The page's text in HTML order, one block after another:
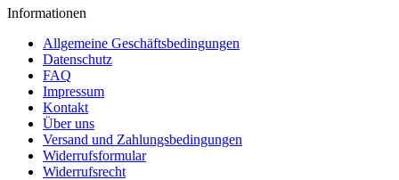
Informationen
Allgemeine Geschäftsbedingungen
Datenschutz
FAQ
Impressum
Kontakt
Über uns
Versand und Zahlungsbedingungen
Widerrufsformular
Widerrufsrecht